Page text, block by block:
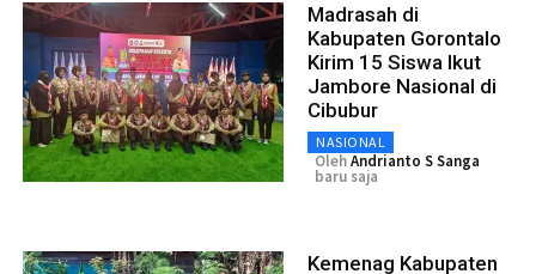
Madrasah di
Kabupaten Gorontalo
Kirim 15 Siswa Ikut
Jambore Nasional di
Cibubur
NASIONAL
OlehAndrianto S Sanga
baru saja
Kemenag Kabupaten